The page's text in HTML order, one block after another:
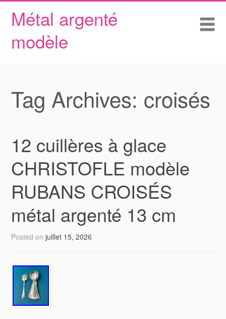
Métal argenté
modèle
Skip to content
Accueil
Conditions d’utilisation
Tag Archives: croisés
12 cuillères à glace
CHRISTOFLE modèle
RUBANS CROISÉS
métal argenté 13 cm
Posted onjuillet 15, 2026